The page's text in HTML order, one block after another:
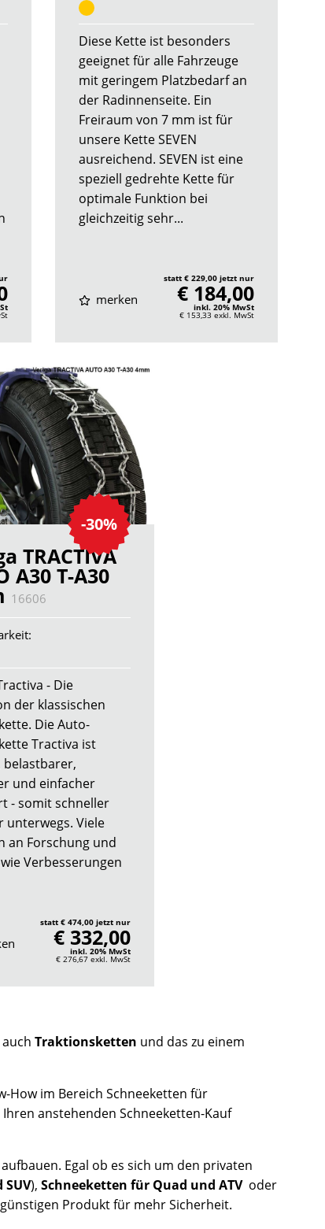
Diese Kette ist besonders
geeignet für alle Fahrzeuge
mit geringem Platzbedarf an
der Radinnenseite. Ein
Freiraum von 7 mm ist für
unsere Kette SEVEN
ausreichend. SEVEN ist eine
speziell gedrehte Kette für
optimale Funktion bei
gleichzeitig sehr...
merken
statt € 229,00 jetzt nur
€ 184,00
inkl. 20% MwSt
€ 153,33 exkl. MwSt
-30%
TRACTIVA
A30 T-A30
16606
- Die
der klassischen
Die Auto-
Tractiva ist
belastbarer,
und einfacher
- somit schneller
unterwegs. Viele
an Forschung und
Verbesserungen
statt € 474,00 jetzt nur
€ 332,00
inkl. 20% MwSt
€ 276,67exkl. MwSt
Traktionsketten und das zu einem
How im Bereich Schneeketten für
anstehenden Schneeketten-Kauf
Egal ob es sich um den privaten
), Schneeketten für Quad und ATVoder
Produkt für mehr Sicherheit.